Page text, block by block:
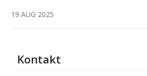
19 AUG 2025
Kontakt